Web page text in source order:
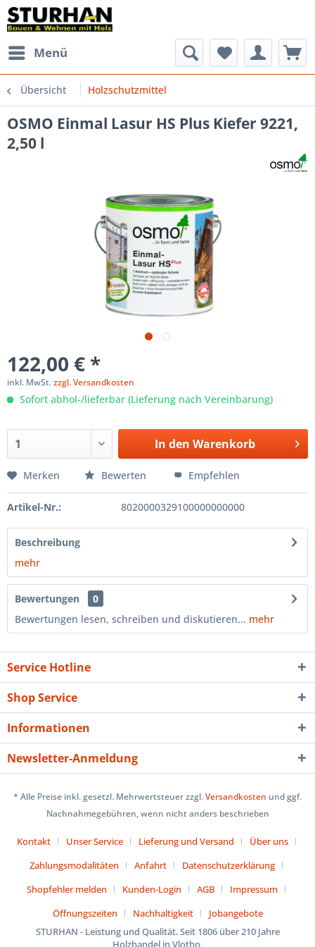
Menü
Übersicht Holzschutzmittel
OSMO Einmal Lasur HS Plus Kiefer 9221,
2,50 l
122,00 € *
inkl. MwSt.zzgl. Versandkosten
Sofort abhol-/lieferbar (Lieferung nach Vereinbarung)
In den Warenkorb
Merken Bewerten Empfehlen
Artikel-Nr.: 8020000329100000000000
Beschreibung
mehr
Bewertungen
0
Bewertungen lesen, schreiben und diskutieren... mehr
Service Hotline
Shop Service
Informationen
Newsletter-Anmeldung
* Alle Preise inkl. gesetzl. Mehrwertsteuer zzgl.Versandkosten und ggf.
Nachnahmegebühren, wenn nicht anders beschrieben
Kontakt Unser Service Lieferung und Versand
Über uns
Zahlungsmodalitäten
Anfahrt
Datenschutzerklärung
Shopfehler melden
Kunden-Login AGB
Impressum
Öffnungszeiten
Nachhaltigkeit
Jobangebote
STURHAN - Leistung und Qualität. Seit 1806 über 210 Jahre
Holzhandel in Vlotho.